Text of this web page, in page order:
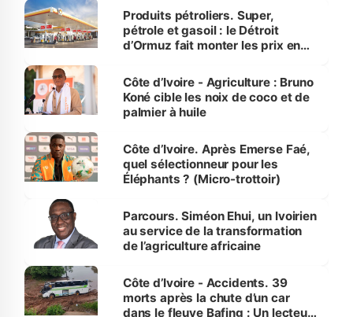
menacées
Produits pétroliers. Super,
pétrole et gasoil : le Détroit
d’Ormuz fait monter les prix en
Côte d’Ivoire - Agriculture : Bruno
Koné cible les noix de coco et de
palmier à huile
Côte d’Ivoire. Après Emerse Faé,
quel sélectionneur pour les
Éléphants ? (Micro-trottoir)
Parcours. Siméon Ehui, un Ivoirien
au service de la transformation
de l’agriculture africaine
Côte d’Ivoire - Accidents. 39
morts après la chute d’un car
dans le fleuve Bafing : Un lecteur